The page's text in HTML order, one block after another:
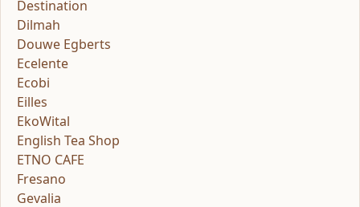
Destination
Dilmah
Douwe Egberts
Ecelente
Ecobi
Eilles
EkoWital
English Tea Shop
ETNO CAFE
Fresano
Gevalia